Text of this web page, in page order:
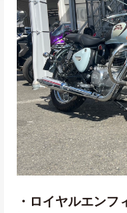
・ロイヤルエン